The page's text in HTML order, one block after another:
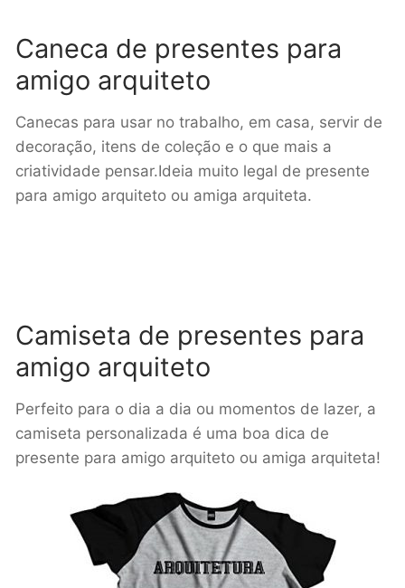
Caneca de presentes para
amigo arquiteto
Canecas para usar no trabalho, em casa, servir de
decoração, itens de coleção e o que mais a
criatividade pensar.Ideia muito legal de presente
para amigo arquiteto ou amiga arquiteta.
Camiseta de presentes para
amigo arquiteto
Perfeito para o dia a dia ou momentos de lazer, a
camiseta personalizada é uma boa dica de
presente para amigo arquiteto ou amiga arquiteta!